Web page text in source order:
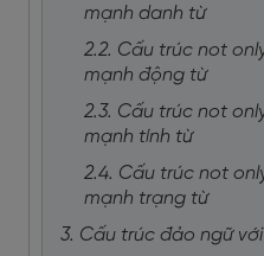
mạnh danh từ
2.2. Cấu trúc not
mạnh động từ
2.3. Cấu trúc not
mạnh tính từ
2.4. Cấu trúc not
mạnh trạng từ
3. Cấu trúc đảo ngữ